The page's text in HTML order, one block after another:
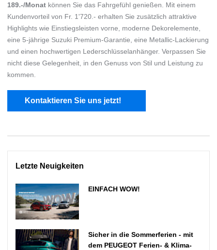
189.-/Monat können Sie das Fahrgefühl genießen. Mit einem
Kundenvorteil von Fr. 1'720.- erhalten Sie zusätzlich attraktive
Highlights wie Einstiegsleisten vorne, moderne Dekorelemente,
eine 5-jährige Suzuki Premium-Garantie, eine Metallic-Lackierung
und einen hochwertigen Lederschlüsselanhänger. Verpassen Sie
nicht diese Gelegenheit, in den Genuss von Stil und Leistung zu
kommen.
Kontaktieren Sie uns jetzt!
Letzte Neuigkeiten
EINFACH WOW!
Sicher in die Sommerferien - mit
dem PEUGEOT Ferien- & Klima-